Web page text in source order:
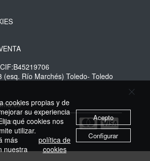
(esq. Río Marchés) Toledo- Toledo
cookies propias y de
su experiencia
qué cookies nos
utilizar.
más
nuestra
política de
cookies
Acepto
Configurar